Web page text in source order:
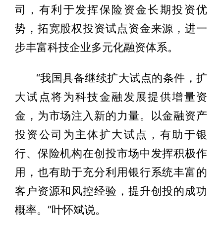
司，有利于发挥保险资金长期投资优
势，拓宽股权投资试点资金来源，进一
步丰富科技企业多元化融资体系。
“我国具备继续扩大试点的条件，扩
大试点将为科技金融发展提供增量资
金，为市场注入新的力量。以金融资产
投资公司为主体扩大试点，有助于银
行、保险机构在创投市场中发挥积极作
用，也有助于充分利用银行系统丰富的
客户资源和风控经验，提升创投的成功
概率。”叶怀斌说。